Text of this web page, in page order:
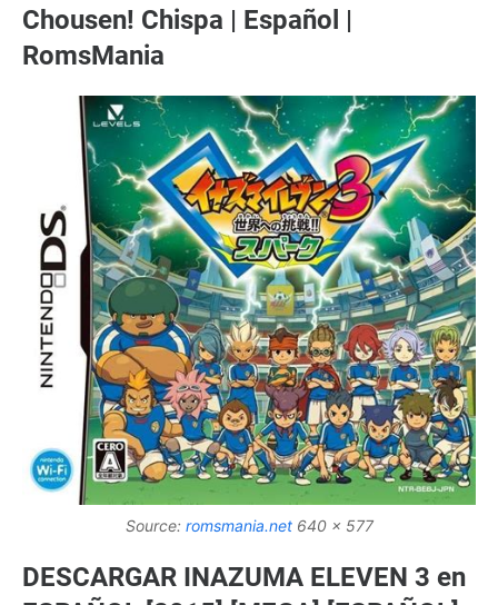
Chousen! Chispa | Español |
RomsMania
Source: romsmania.net640 x 577
DESCARGAR INAZUMA ELEVEN 3 en